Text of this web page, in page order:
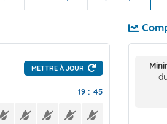
METTRE À JOUR
19 : 45